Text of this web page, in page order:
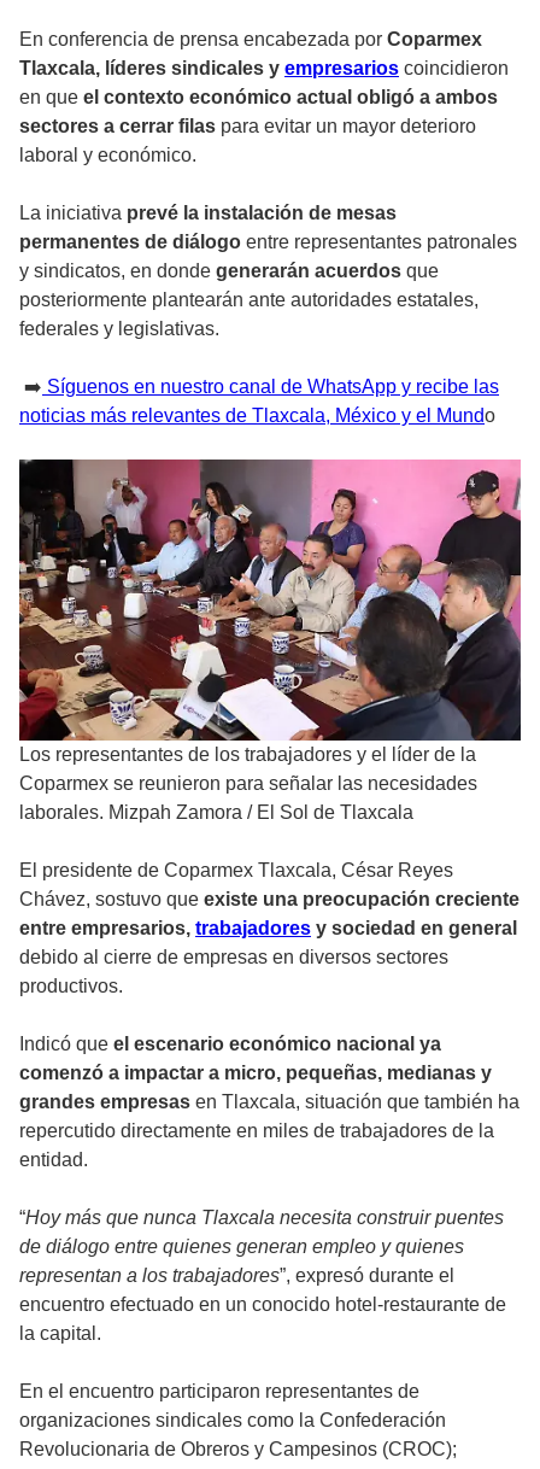
En conferencia de prensa encabezada por Coparmex
Tlaxcala, líderes sindicales y empresarios coincidieron
en que el contexto económico actual obligó a ambos
sectores a cerrar filas para evitar un mayor deterioro
laboral y económico.
La iniciativa prevé la instalación de mesas
permanentes de diálogo entre representantes patronales
y sindicatos, en donde generarán acuerdos que
posteriormente plantearán ante autoridades estatales,
federales y legislativas.
➡️ Síguenos en nuestro canal de WhatsApp y recibe las
noticias más relevantes de Tlaxcala, México y el Mundo
Los representantes de los trabajadores y el líder de la
Coparmex se reunieron para señalar las necesidades
laborales. Mizpah Zamora / El Sol de Tlaxcala
El presidente de Coparmex Tlaxcala, César Reyes
Chávez, sostuvo que existe una preocupación creciente
entre empresarios, trabajadores y sociedad en general
debido al cierre de empresas en diversos sectores
productivos.
Indicó que el escenario económico nacional ya
comenzó a impactar a micro, pequeñas, medianas y
grandes empresas en Tlaxcala, situación que también ha
repercutido directamente en miles de trabajadores de la
entidad.
“Hoy más que nunca Tlaxcala necesita construir puentes
de diálogo entre quienes generan empleo y quienes
representan a los trabajadores”, expresó durante el
encuentro efectuado en un conocido hotel-restaurante de
la capital.
En el encuentro participaron representantes de
organizaciones sindicales como la Confederación
Revolucionaria de Obreros y Campesinos (CROC);